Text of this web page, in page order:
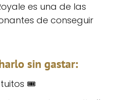
es una de las
de conseguir
sin gastar:
🎟️